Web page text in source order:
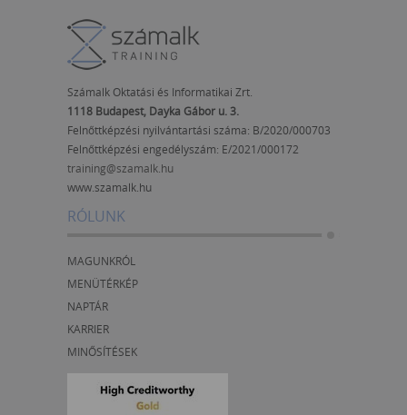
Számalk Oktatási és Informatikai Zrt.
1118 Budapest, Dayka Gábor u. 3.
Felnőttképzési nyilvántartási száma: B/2020/000703
Felnőttképzési engedélyszám: E/2021/000172
training@szamalk.hu
www.szamalk.hu
RÓLUNK
MAGUNKRÓL
MENÜTÉRKÉP
NAPTÁR
KARRIER
MINŐSÍTÉSEK